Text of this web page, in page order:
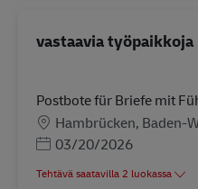
vastaavia työpaikkoja
Postbote für Briefe mit
SijaintiHambrücken, Baden-
Posted Date
03/20/2026
Tehtävä saatavilla 2 luokassa